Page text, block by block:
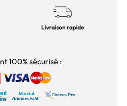
Livraison rapide
100% sécurisé :